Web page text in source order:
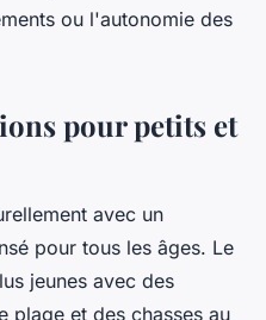
ou l'autonomie des
pour petits et
avec un
pour tous les âges. Le
jeunes avec des
plage et des chasses au